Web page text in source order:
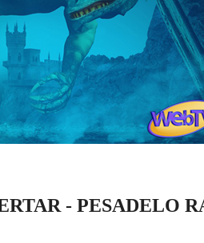
- PESADELO